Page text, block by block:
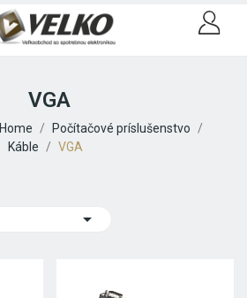
VGA
Home
Počítačové príslušenstvo
Káble
VGA
